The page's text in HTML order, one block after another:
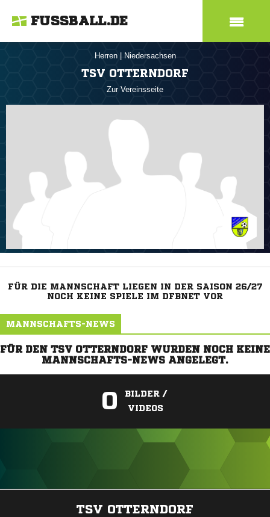
FUSSBALL.DE
Herren Niedersachsen
TSV OTTERNDORF
Zur Vereinsseite
FÜR DIE MANNSCHAFT LIEGEN IN DER SAISON 26/27
NOCH KEINE SPIELE IM DFBNET VOR
MANNSCHAFTS-NEWS
FÜR DEN TSV OTTERNDORF WURDEN NOCH KEINE
MANNSCHAFTS-NEWS ANGELEGT.
0
BILDER /
VIDEOS
TSV OTTERNDORF